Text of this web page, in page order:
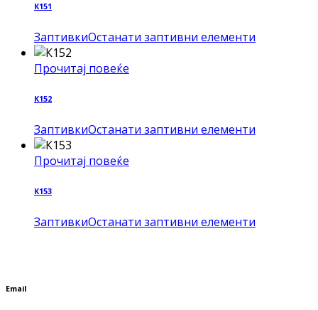
К151
ЗаптивкиОстанати заптивни елементи
Прочитај повеќе
К152
ЗаптивкиОстанати заптивни елементи
Прочитај повеќе
К153
ЗаптивкиОстанати заптивни елементи
Email